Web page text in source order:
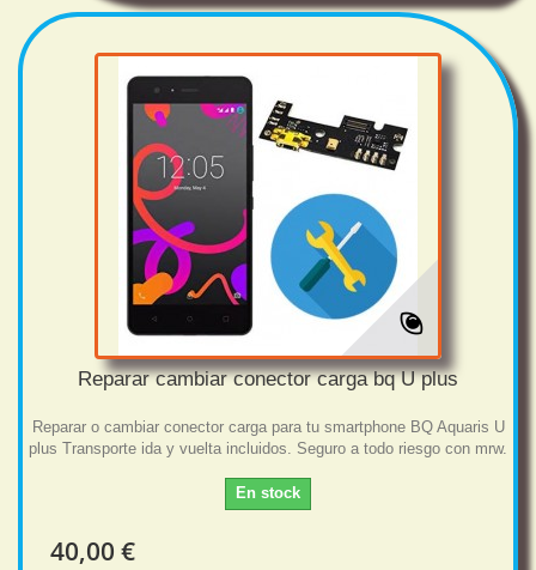
Reparar cambiar conector carga bq U plus
Reparar o cambiar conector carga para tu smartphone BQ Aquaris U
plus Transporte ida y vuelta incluidos. Seguro a todo riesgo con mrw.
En stock
40,00 €